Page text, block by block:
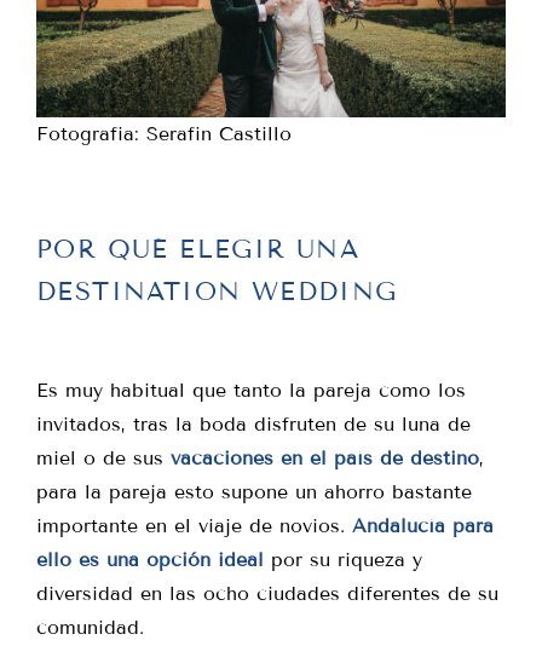
Fotografia: Serafin Castillo
POR QUÉ ELEGIR UNA
DESTINATION WEDDING
Es muy habitual que tanto la pareja como los
invitados, tras la boda disfruten de su luna de
miel o de sus vacaciones en el país de destino,
para la pareja esto supone un ahorro bastante
importante en el viaje de novios. Andalucía para
ello es una opción ideal por su riqueza y
diversidad en las ocho ciudades diferentes de su
comunidad.